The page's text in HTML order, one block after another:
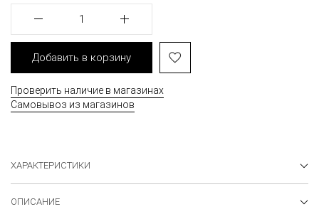
1
Добавить в корзину
Проверить наличие в магазинах
Самовывоз из магазинов
ХАРАКТЕРИСТИКИ
ОПИСАНИЕ